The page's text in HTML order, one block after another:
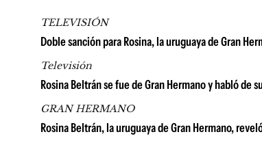
TELEVISIÓN
Doble sanción para Rosina, la uruguaya de Gran
Televisión
Rosina Beltrán se fue de Gran Hermano y habló de
GRAN HERMANO
Rosina Beltrán, la uruguaya de Gran Hermano,